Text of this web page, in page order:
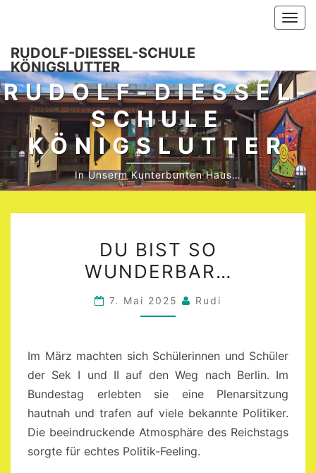
content
RUDOLF-DIESSEL-SCHULE K
ÖNIGSLUTTER
RUDOLF-DIESSEL-S
CHULE K
ÖNIGSLUTTER
In Unserm Kunterbunten Haus…
BIST
SO
DU BIST SO
WUNDERBAR…
7. Mai 2025 Rudi
Im März machten sich Schülerinnen und Schüler
der Sek I und II auf den Weg nach Berlin. Im
Bundestag erlebten sie eine Plenarsitzung
hautnah und trafen auf viele bekannte Politiker.
Die beeindruckende Atmosphäre des Reichstags
sorgte für echtes Politik-Feeling.